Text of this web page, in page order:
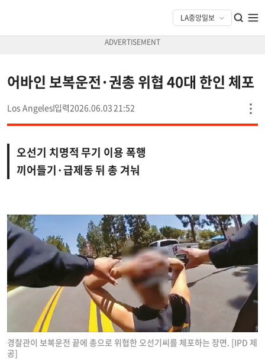
어바인 보복운전·권총 위협 40대 한인 체포
Los Angeles 2026.06.03 21:52
오선기 치명적 무기 이용 폭행
끼어들기·급제동 뒤 총 겨눠
경찰관이 보복운전 끝에 총으로 위협한 오선기씨를 체포하는 장면. [IPD 제
공]